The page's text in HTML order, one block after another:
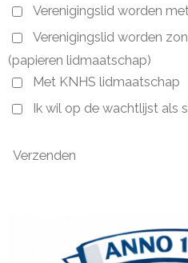
Verenigingslid worden
Verenigingslid worden
(papieren lidmaatschap)
Met KNHS lidmaatschap
Ik wil op de wachtlijst als
Verzenden